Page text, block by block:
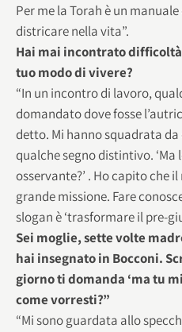
Per me la Torah è un
districare nella vita”.
Hai mai incontrato
tuo modo di vivere?
“In un incontro di lavoro,
domandato dove fosse
detto. Mi hanno squadrata
qualche segno distintivo. ‘Ma
osservante?’ . Ho capito che
grande missione. Fare
slogan è ‘trasformare il pre-
Sei moglie, sette volte
hai insegnato in Bocconi.
giorno ti domanda ‘ma tu
come vorresti?”
“Mi sono guardata allo